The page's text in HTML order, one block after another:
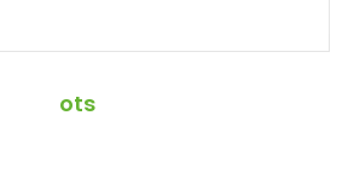
ots